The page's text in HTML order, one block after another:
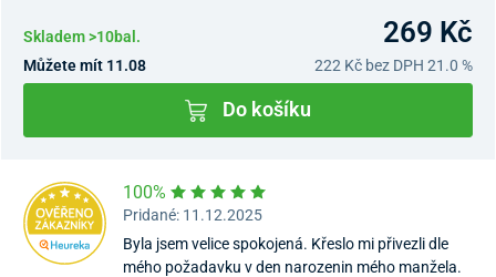
Skladem >10bal. 269 Kč
Můžete mít 11.08 222 Kč bez DPH 21.0 %
Do košíku
100%
Pridané: 11.12.2025
Byla jsem velice spokojená. Křeslo mi přivezli dle
mého požadavku v den narozenin mého manžela.